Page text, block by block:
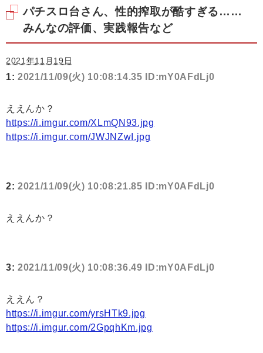
パチスロ台さん、性的搾取が酷すぎる……
みんなの評価、実践報告など
2021年11月19日
1: 2021/11/09(火) 10:08:14.35 ID:mY0AFdLj0
ええんか？
https://i.imgur.com/XLmQN93.jpg
https://i.imgur.com/JWJNZwI.jpg
2: 2021/11/09(火) 10:08:21.85 ID:mY0AFdLj0
ええんか？
3: 2021/11/09(火) 10:08:36.49 ID:mY0AFdLj0
ええん？
https://i.imgur.com/yrsHTk9.jpg
https://i.imgur.com/2GpqhKm.jpg